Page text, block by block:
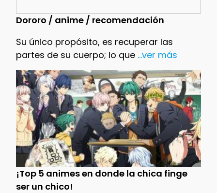
Dororo / anime / recomendación
Su único propósito, es recuperar las
partes de su cuerpo; lo que...ver más
¡Top 5 animes en donde la chica finge
ser un chico!